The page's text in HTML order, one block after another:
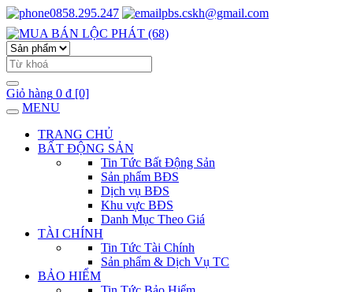
0858.295.247 pbs.cskh@gmail.com
Giỏ hàng 0 đ [0]
MENU
TRANG CHỦ
BẤT ĐỘNG SẢN
Tin Tức Bất Động Sản
Sản phẩm BĐS
Dịch vụ BĐS
Khu vực BĐS
Danh Mục Theo Giá
TÀI CHÍNH
Tin Tức Tài Chính
Sản phẩm & Dịch Vụ TC
BẢO HIỂM